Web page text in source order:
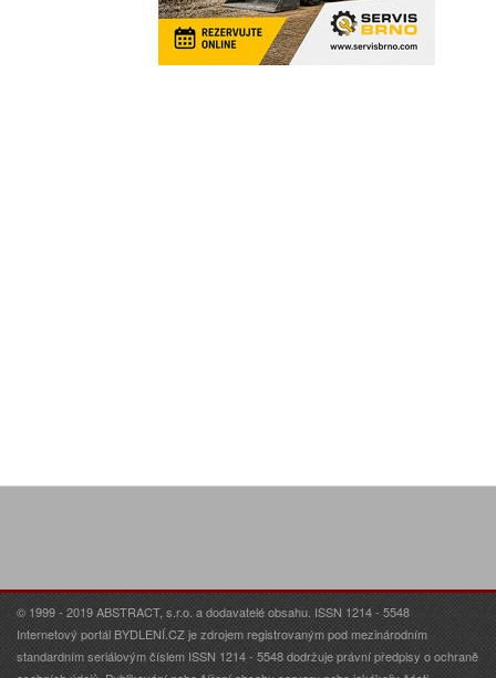
© 1999 - 2019 ABSTRACT, s.r.o. a dodavatelé obsahu. ISSN 1214 - 5548
Internetový portál BYDLENÍ.CZ je zdrojem registrovaným pod mezinárodním
standardním seriálovým číslem ISSN 1214 - 5548 dodržuje právní předpisy o ochraně